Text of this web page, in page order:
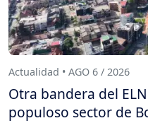
Actualidad • AGO 6 / 2026
Otra bandera del
populoso sector de